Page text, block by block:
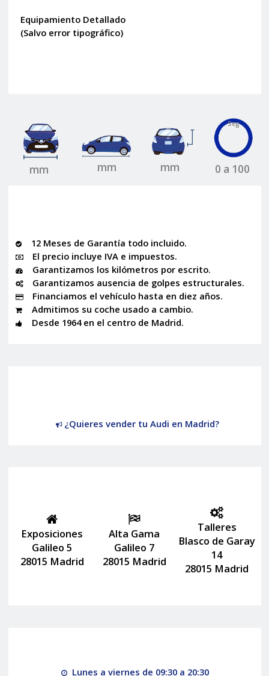
Equipamiento Detallado
(Salvo error tipográfico)
mm mm mm
Seg
0 a 100
12 Meses de Garantía todo incluido.
El precio incluye IVA e impuestos.
Garantizamos los kilómetros por escrito.
Garantizamos ausencia de golpes estructurales.
Financiamos el vehículo hasta en diez años.
Admitimos su coche usado a cambio.
Desde 1964 en el centro de Madrid.
¿Quieres vender tu Audi en Madrid?
Exposiciones
Galileo 5
28015 Madrid
Alta Gama
Galileo 7
28015 Madrid
Talleres
Blasco de Garay
14
28015 Madrid
Lunes a viernes de 09:30 a 20:30